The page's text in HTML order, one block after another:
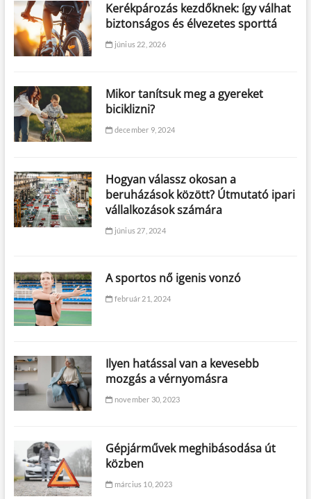
Kerékpározás kezdőknek: így válhat
biztonságos és élvezetes sporttá
június 22, 2026
Mikor tanítsuk meg a gyereket
biciklizni?
december 9, 2024
Hogyan válassz okosan a
beruházások között? Útmutató ipari
vállalkozások számára
június 27, 2024
A sportos nő igenis vonzó
február 21, 2024
Ilyen hatással van a kevesebb
mozgás a vérnyomásra
november 30, 2023
Gépjárművek meghibásodása út
közben
március 10, 2023